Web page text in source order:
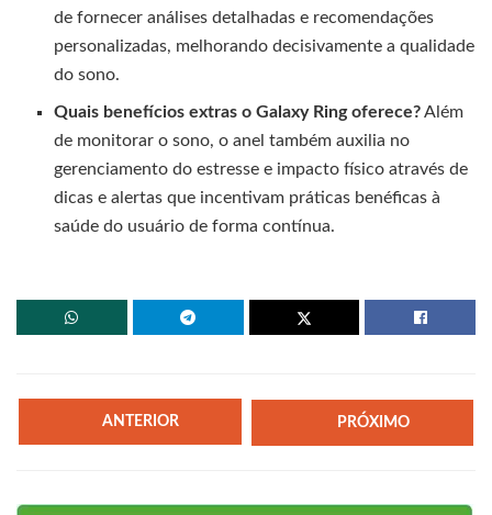
de fornecer análises detalhadas e recomendações
personalizadas, melhorando decisivamente a qualidade
do sono.
Quais benefícios extras o Galaxy Ring oferece?Além
de monitorar o sono, o anel também auxilia no
gerenciamento do estresse e impacto físico através de
dicas e alertas que incentivam práticas benéficas à
saúde do usuário de forma contínua.
ANTERIOR PRÓXIMO